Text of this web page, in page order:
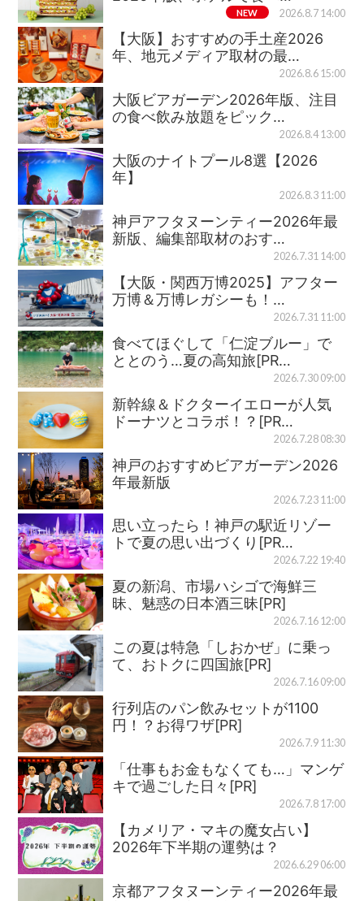
NEW 2026.8.7 14:00
【大阪】おすすめの手土産2026
年、地元メディア取材の最…
2026.8.6 15:00
大阪ビアガーデン2026年版、注目
の食べ飲み放題をピック…
2026.8.4 13:00
大阪のナイトプール8選【2026
年】
2026.8.3 11:00
神戸アフタヌーンティー2026年最
新版、編集部取材のおす…
2026.7.31 14:00
【大阪・関西万博2025】アフター
万博＆万博レガシーも！…
2026.7.31 11:00
食べてほぐして「仁淀ブルー」で
ととのう…夏の高知旅[PR…
2026.7.30 09:00
新幹線＆ドクターイエローが人気
ドーナツとコラボ！？[PR…
2026.7.28 08:30
神戸のおすすめビアガーデン2026
年最新版
2026.7.23 11:00
思い立ったら！神戸の駅近リゾー
トで夏の思い出づくり[PR…
2026.7.22 19:40
夏の新潟、市場ハシゴで海鮮三
昧、魅惑の日本酒三昧[PR]
2026.7.16 12:00
この夏は特急「しおかぜ」に乗っ
て、おトクに四国旅[PR]
2026.7.16 09:00
行列店のパン飲みセットが1100
円！？お得ワザ[PR]
2026.7.9 11:30
「仕事もお金もなくても…」マンゲ
キで過ごした日々[PR]
2026.7.8 17:00
【カメリア・マキの魔女占い】
2026年下半期の運勢は？
2026.6.29 06:00
京都アフタヌーンティー2026年最